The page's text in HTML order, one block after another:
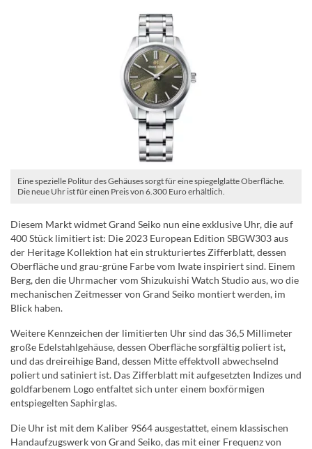
Eine spezielle Politur des Gehäuses sorgt für eine spiegelglatte Oberfläche.
Die neue Uhr ist für einen Preis von 6.300 Euro erhältlich.
Diesem Markt widmet Grand Seiko nun eine exklusive Uhr, die auf
400 Stück limitiert ist: Die 2023 European Edition SBGW303 aus
der Heritage Kollektion hat ein strukturiertes Zifferblatt, dessen
Oberfläche und grau-grüne Farbe vom Iwate inspiriert sind. Einem
Berg, den die Uhrmacher vom Shizukuishi Watch Studio aus, wo die
mechanischen Zeitmesser von Grand Seiko montiert werden, im
Blick haben.
Weitere Kennzeichen der limitierten Uhr sind das 36,5 Millimeter
große Edelstahlgehäuse, dessen Oberfläche sorgfältig poliert ist,
und das dreireihige Band, dessen Mitte effektvoll abwechselnd
poliert und satiniert ist. Das Zifferblatt mit aufgesetzten Indizes und
goldfarbenem Logo entfaltet sich unter einem boxförmigen
entspiegelten Saphirglas.
Die Uhr ist mit dem Kaliber 9S64 ausgestattet, einem klassischen
Handaufzugswerk von Grand Seiko, das mit einer Frequenz von